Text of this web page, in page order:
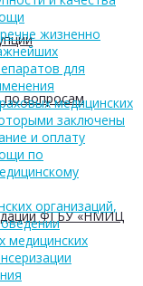
вопросам
ФГБУ «НМИЦ
жизненно
для
медицинских
заключены
и оплату
по
организаций,
медицинских